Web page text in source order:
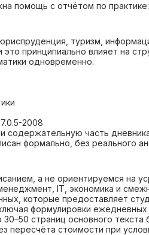
помощь с отчётом по
туризм,
принципиально влияет на
одновременно.
2008
часть
формально, без реального
а не ориентируемся на
IT, экономика и
которые предоставляет
формулировки ежедневных
страниц основного текста
стоимости при